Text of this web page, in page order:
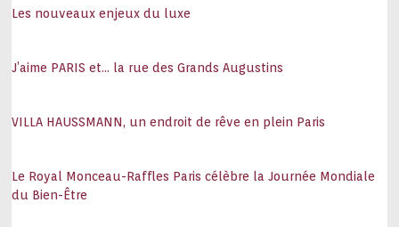
Les nouveaux enjeux du luxe
J’aime PARIS et… la rue des Grands Augustins
VILLA HAUSSMANN, un endroit de rêve en plein Paris
Le Royal Monceau-Raffles Paris célèbre la Journée Mondiale
du Bien-Être